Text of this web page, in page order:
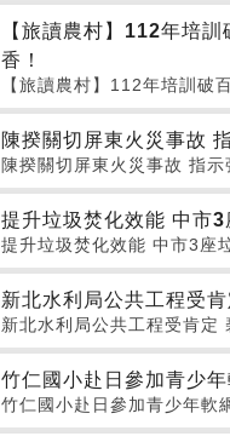
【旅讀農村】112年培
香！
【旅讀農村】112年培訓破
陳揆關切屏東火災事故
陳揆關切屏東火災事故 指
提升垃圾焚化效能 中市
提升垃圾焚化效能 中市3座
新北水利局公共工程受
新北水利局公共工程受肯定
竹仁國小赴日參加青少
竹仁國小赴日參加青少年軟